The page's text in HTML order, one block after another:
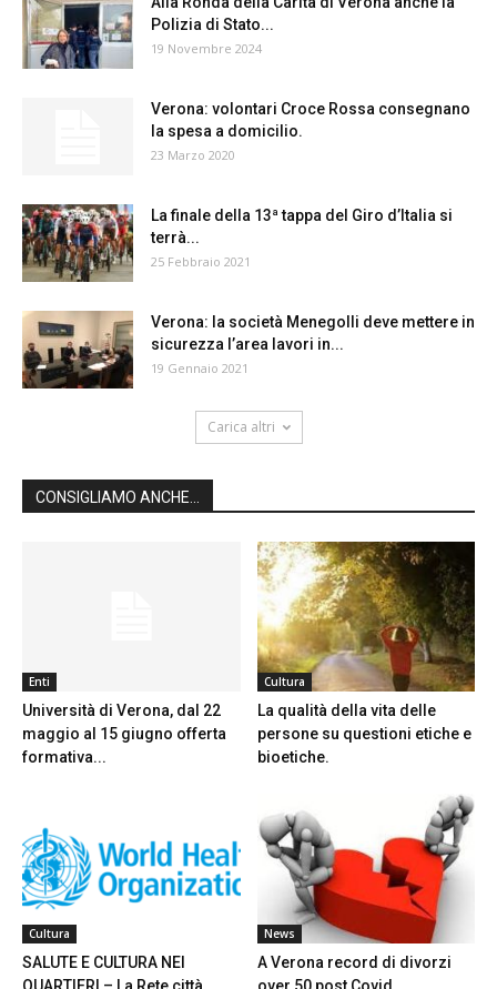
Polizia di Stato...
19 Novembre 2024
Verona: volontari Croce Rossa consegnano
la spesa a domicilio.
23 Marzo 2020
La finale della 13ª tappa del Giro d’Italia si
terrà...
25 Febbraio 2021
Verona: la società Menegolli deve mettere in
sicurezza l’area lavori in...
19 Gennaio 2021
Carica altri
CONSIGLIAMO ANCHE...
Enti
Università di Verona, dal 22
maggio al 15 giugno offerta
formativa...
Cultura
La qualità della vita delle
persone su questioni etiche e
bioetiche.
Cultura
SALUTE E CULTURA NEI
News
A Verona record di divorzi